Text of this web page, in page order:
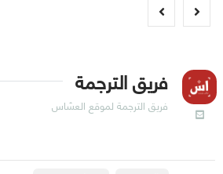
فريق الترجمة
فريق الترجمة لموقع العسّاس